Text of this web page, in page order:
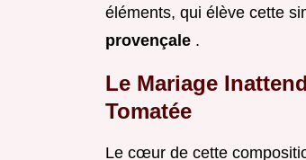
éléments, qui élève cette
provençale .
Le Mariage
Tomatée
Le cœur de cette